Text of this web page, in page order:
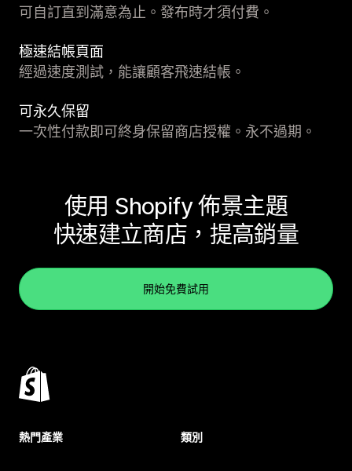
可自訂直到滿意為止。發布時才須付費。
極速結帳頁面
經過速度測試，能讓顧客飛速結帳。
可永久保留
一次性付款即可終身保留商店授權。永不過期。
使用 Shopify 佈景主題
快速建立商店，提高銷量
開始免費試用
熱門產業 類別